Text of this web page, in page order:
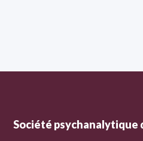
Société psychanalytique